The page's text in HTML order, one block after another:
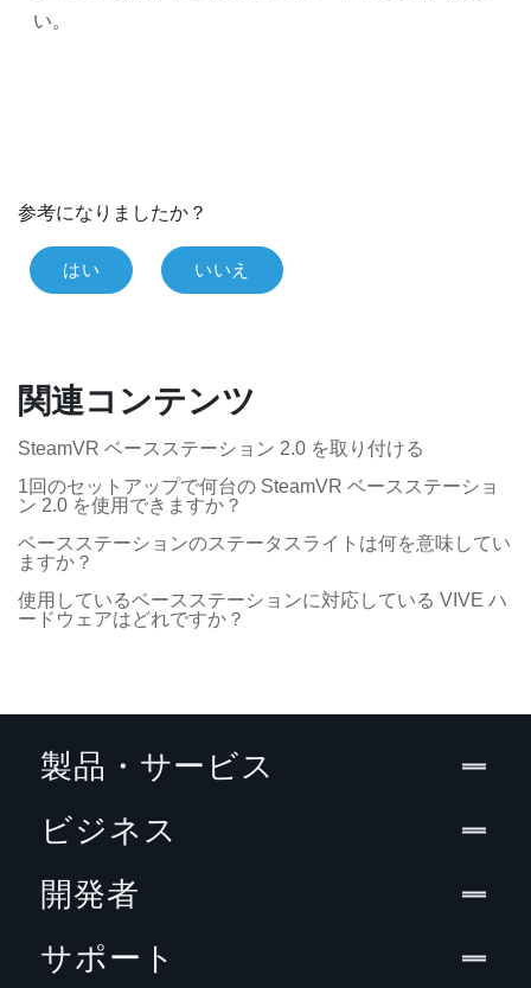
い。
参考になりましたか？
はい いいえ
関連コンテンツ
SteamVR ベースステーション 2.0 を取り付ける
1回のセットアップで何台の SteamVR ベースステーショ
ン 2.0 を使用できますか？
ベースステーションのステータスライトは何を意味してい
ますか？
使用しているベースステーションに対応している VIVE ハ
ードウェアはどれですか？
製品・サービス
ビジネス
開発者
サポート